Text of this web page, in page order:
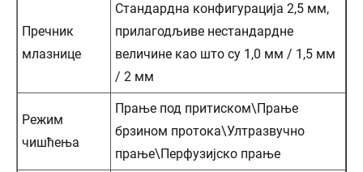
Пречник
млазнице
Стандардна конфигурација 2,5 мм,
прилагодљиве нестандардне
величине као што су 1,0 мм / 1,5 мм
/ 2 мм
Режим
чишћења
Прање под притиском\Прање
брзином протока\Ултразвучно
прање\Перфузијско прање